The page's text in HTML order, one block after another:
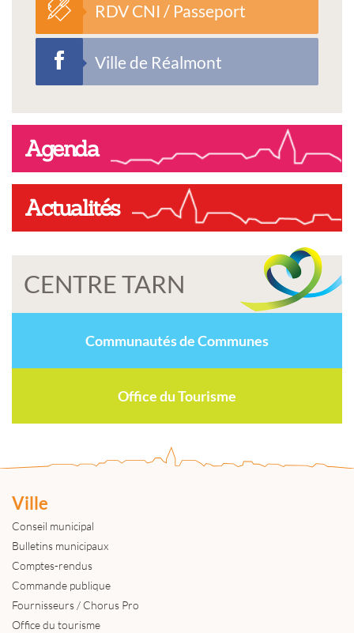
RDV CNI / Passeport
Ville de Réalmont
Agenda
Actualités
CENTRE TARN
Communautés de Communes
Office du Tourisme
Ville
Conseil municipal
Bulletins municipaux
Comptes-rendus
Commande publique
Fournisseurs / Chorus Pro
Office du tourisme